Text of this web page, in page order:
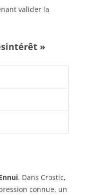
valider la
»
. Dans Crostic,
connue, un